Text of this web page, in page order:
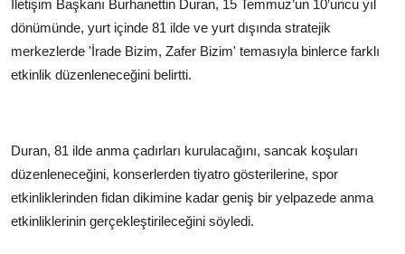
İletişim Başkanı Burhanettin Duran, 15 Temmuz’un 10’uncu yıl
dönümünde, yurt içinde 81 ilde ve yurt dışında stratejik
merkezlerde 'İrade Bizim, Zafer Bizim' temasıyla binlerce farklı
etkinlik düzenleneceğini belirtti.
Duran, 81 ilde anma çadırları kurulacağını, sancak koşuları
düzenleneceğini, konserlerden tiyatro gösterilerine, spor
etkinliklerinden fidan dikimine kadar geniş bir yelpazede anma
etkinliklerinin gerçekleştirileceğini söyledi.